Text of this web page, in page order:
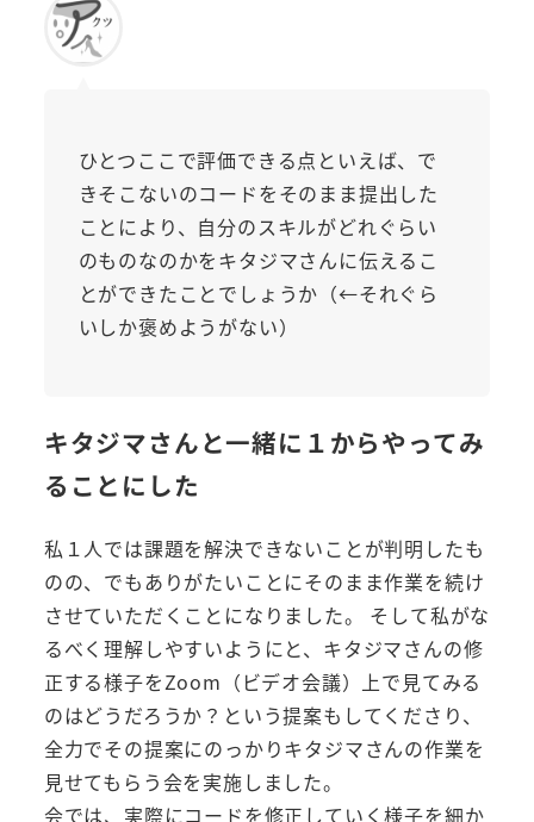
ひとつここで評価できる点といえば、で
きそこないのコードをそのまま提出した
ことにより、自分のスキルがどれぐらい
のものなのかをキタジマさんに伝えるこ
とができたことでしょうか（←それぐら
いしか褒めようがない）
キタジマさんと一緒に１からやってみ
ることにした
私１人では課題を解決できないことが判明したも
のの、でもありがたいことにそのまま作業を続け
させていただくことになりました。 そして私がな
るべく理解しやすいようにと、キタジマさんの修
正する様子をZoom（ビデオ会議）上で見てみる
のはどうだろうか？という提案もしてくださり、
全力でその提案にのっかりキタジマさんの作業を
見せてもらう会を実施しました。
会では、実際にコードを修正していく様子を細か